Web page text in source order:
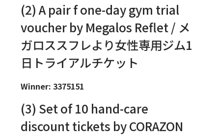
(2) A pair f one-day gym trial
voucher by Megalos Reflet / メ
ガロススフレより女性専用ジム1
日トライアルチケット
Winner: 3375151
(3) Set of 10 hand-care
discount tickets by CORAZON